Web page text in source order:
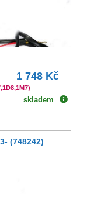
1 748 Kč
skladem
(748242)